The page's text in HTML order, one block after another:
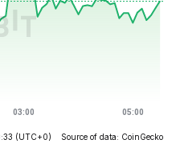
(UTC+0) Source of data: CoinGecko